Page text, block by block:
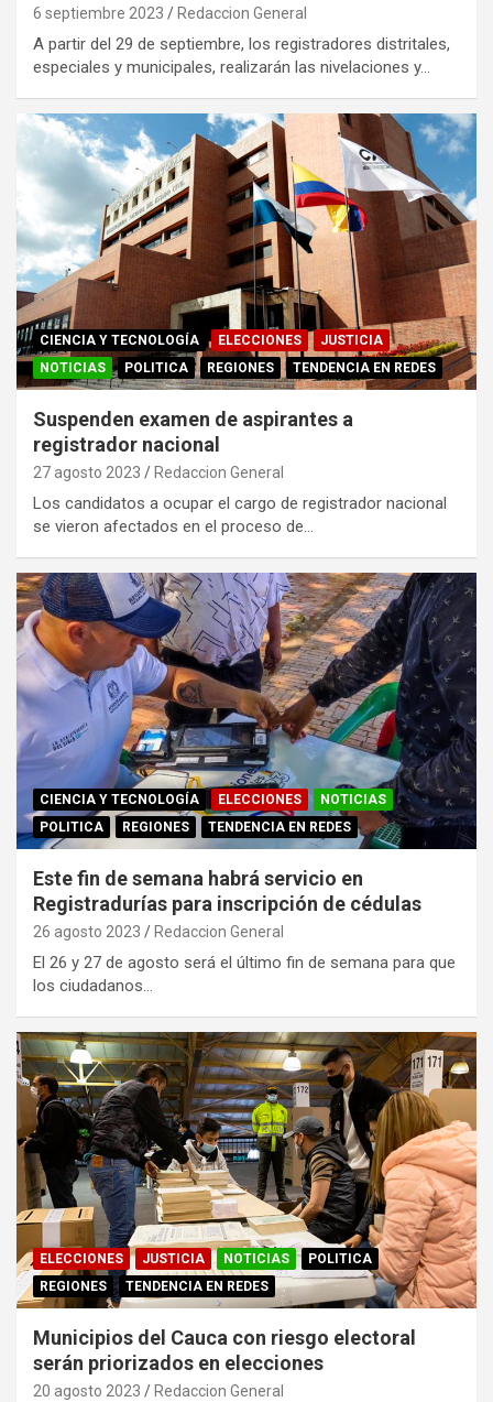
6 septiembre 2023 Redaccion General
A partir del 29 de septiembre, los registradores distritales,
especiales y municipales, realizarán las nivelaciones y…
CIENCIA Y TECNOLOGÍA ELECCIONES
JUSTICIA
NOTICIAS
POLITICA REGIONES TENDENCIA EN REDES
Suspenden examen de aspirantes a
registrador nacional
27 agosto 2023 Redaccion General
Los candidatos a ocupar el cargo de registrador nacional
se vieron afectados en el proceso de…
CIENCIA Y TECNOLOGÍA ELECCIONES
NOTICIAS
POLITICA
REGIONES TENDENCIA EN REDES
Este fin de semana habrá servicio en
Registradurías para inscripción de cédulas
26 agosto 2023 Redaccion General
El 26 y 27 de agosto será el último fin de semana para que
los ciudadanos…
ELECCIONES JUSTICIA NOTICIAS
POLITICA
REGIONES
TENDENCIA EN REDES
Municipios del Cauca con riesgo electoral
serán priorizados en elecciones
20 agosto 2023 Redaccion General